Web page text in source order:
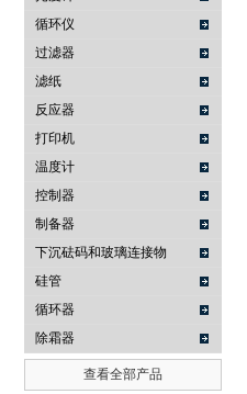
循环仪
过滤器
滤纸
反应器
打印机
温度计
控制器
制备器
下沉砝码和玻璃连接物
硅管
循环器
除霜器
查看全部产品